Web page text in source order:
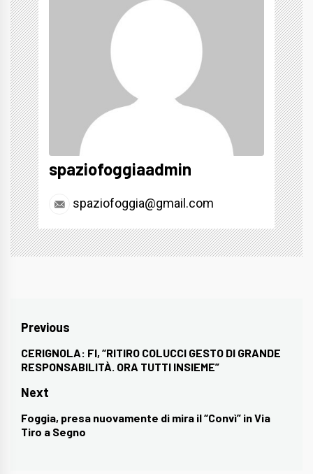
spaziofoggiaadmin
spaziofoggia@gmail.com
Navigazione
articoli
Previous
Previous
post:
CERIGNOLA: FI, “RITIRO COLUCCI GESTO DI GRANDE
RESPONSABILITÀ. ORA TUTTI INSIEME”
Next
Next
post:
Foggia, presa nuovamente di mira il “Convì” in Via
Tiro a Segno